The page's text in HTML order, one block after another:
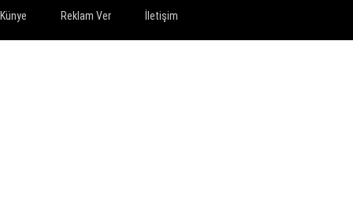
Künye Reklam Ver İletişim